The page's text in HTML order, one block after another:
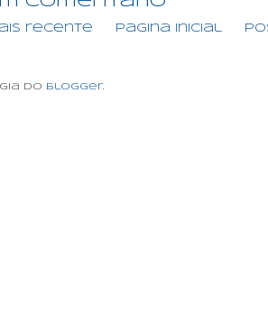
recente Página inicial
do Blogger.